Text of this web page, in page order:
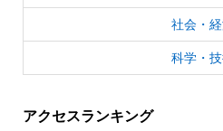
社会・
科学・
アクセスランキング